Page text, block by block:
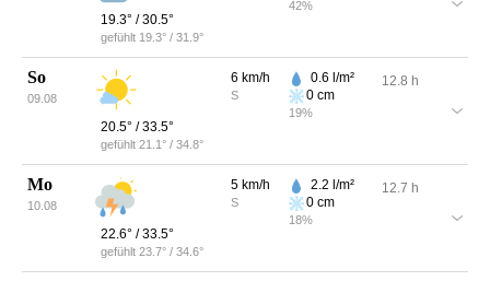
19.3° /30.5°
gefühlt 19.3° /31.9°
42%
So
09.08
20.5° /33.5°
gefühlt 21.1° /34.8°
6 km/h
S
0.6 l/m²
0cm
19%
12.8 h
Mo
10.08
22.6° /33.5°
gefühlt 23.7° /34.6°
5km/h
S
2.2 l/m²
0cm
18%
12.7 h